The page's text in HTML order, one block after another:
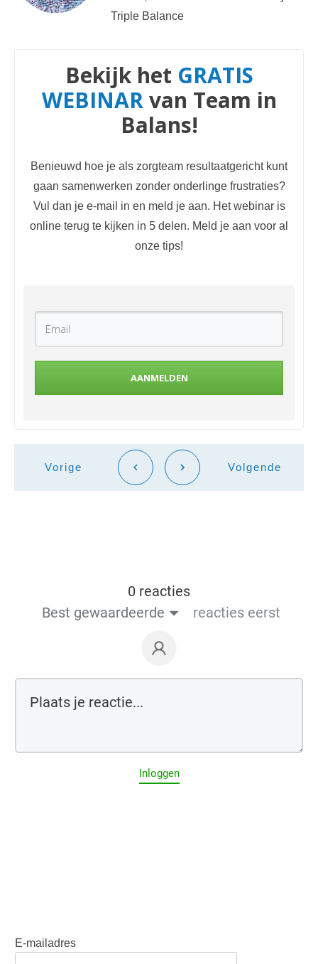
Triple Balance
Bekijk het GRATIS
WEBINARvan Team in
Balans!
Benieuwd hoe je als zorgteam resultaatgericht kunt
gaan samenwerken zonder onderlinge frustraties?
Vul dan je e-mail in en meld je aan. Het webinar is
online terug te kijken in 5 delen. Meld je aan voor al
onze tips!
AANMELDEN
Vorige Volgende
0 reacties
Best gewaardeerde
reacties eerst
Inloggen
E-mailadres